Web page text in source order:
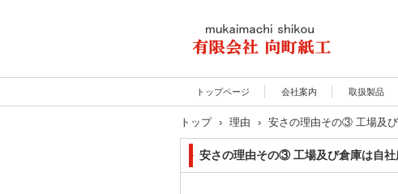
紙のカット・加工・箱の
設計は向町紙工
トップページ 会社案内 取扱製品
トップ › 理由 › 安さの理由その③ 工場及
安さの理由その③ 工場及び倉庫は自